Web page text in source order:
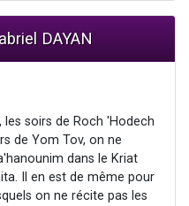
DAYAN
les soirs de Roch 'Hodech
de Yom Tov, on ne
dans le Kriat
Il en est de même pour
on ne récite pas les